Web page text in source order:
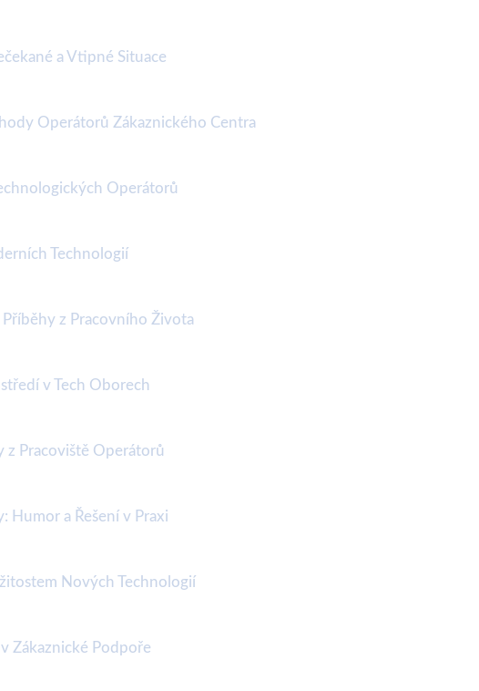
a Vtipné Situace
Operátorů Zákaznického Centra
Operátorů
Technologií
z Pracovního Života
v Tech Oborech
z Pracoviště Operátorů
Humor a Řešení v Praxi
Nových Technologií
Zákaznické Podpoře